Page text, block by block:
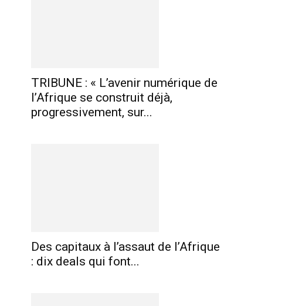
TRIBUNE : « L’avenir numérique de
l’Afrique se construit déjà,
progressivement, sur...
Des capitaux à l’assaut de l’Afrique
: dix deals qui font...